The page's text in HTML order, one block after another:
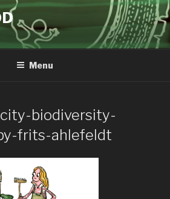
Menu
biodiversity-
frits-ahlefeldt